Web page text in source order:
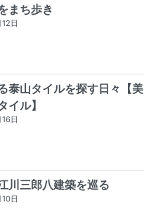
まち歩き
日
泰山タイルを探す日々【美
イル】
日
川三郎八建築を巡る
日